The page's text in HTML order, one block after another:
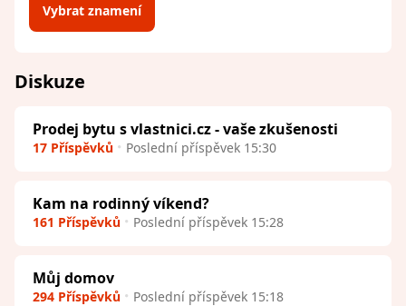
Vybrat znamení
Diskuze
Prodej bytu s vlastnici.cz - vaše zkušenosti
17 Příspěvků Poslední příspěvek 15:30
Kam na rodinný víkend?
161 Příspěvků Poslední příspěvek 15:28
Můj domov
294 Příspěvků Poslední příspěvek 15:18